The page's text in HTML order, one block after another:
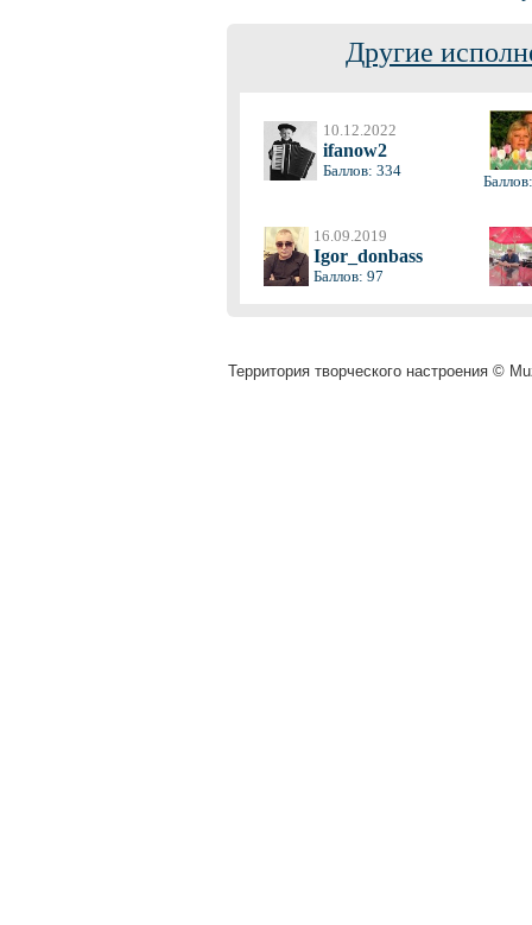
Другие
10.12.2022
ifanow2
Баллов: 334
16.09.2019
Igor_donbass
Баллов: 97
Территория творческого настроения ©